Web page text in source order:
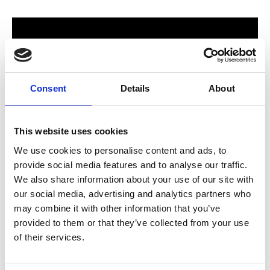
Consent Details About
This website uses cookies
We use cookies to personalise content and ads, to
provide social media features and to analyse our traffic.
We also share information about your use of our site with
our social media, advertising and analytics partners who
may combine it with other information that you’ve
provided to them or that they’ve collected from your use
of their services.
För hela familjen
2024 stod Varbergs nya butik och bygglagar klart. Förmodligen
ett av Sveriges mest välsorterade byggvaruhus som välkomnar
både dig som konsument och proffskund. Varbergs Trä har allt